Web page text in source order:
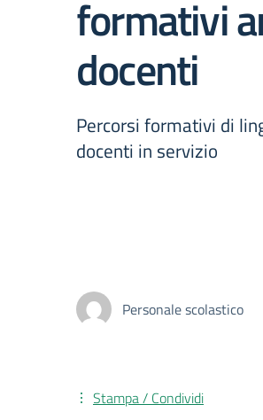
formativi
docenti
Percorsi formativi di
docenti in servizio
Personale scolastico
Stampa / Condividi